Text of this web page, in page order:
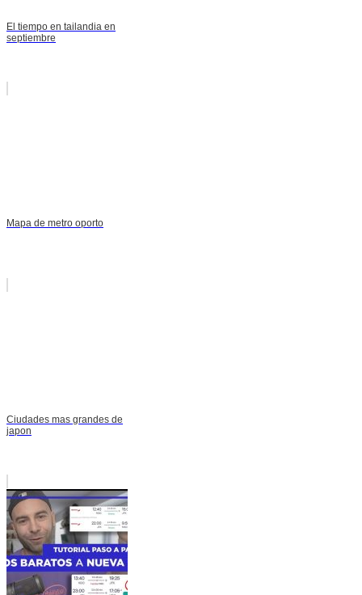
El tiempo en tailandia en
septiembre
Mapa de metro oporto
Ciudades mas grandes de
japon